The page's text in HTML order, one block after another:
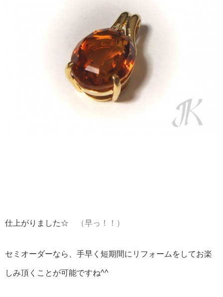
仕上がりました☆ （早っ！！）
セミオーダーなら、手早く短期間にリフォームをしてお楽
しみ頂くことが可能ですね^^